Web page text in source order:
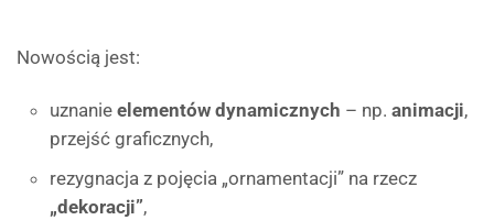
Nowością jest:
uznanie elementów dynamicznych – np. animacji,
przejść graficznych,
rezygnacja z pojęcia „ornamentacji” na rzecz
„dekoracji”,